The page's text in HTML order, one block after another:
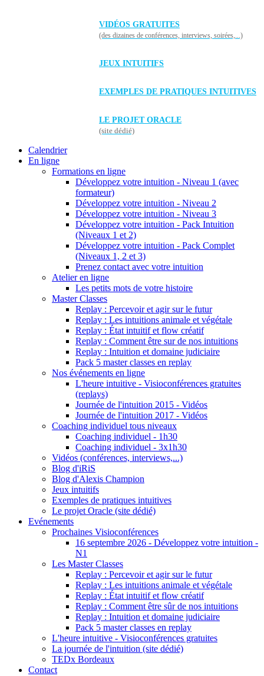
VIDÉOS GRATUITES
(des dizaines de conférences, interviews, soirées,...)
JEUX INTUITIFS
EXEMPLES DE PRATIQUES INTUITIVES
LE PROJET ORACLE
(site dédié)
Calendrier
En ligne
Formations en ligne
Développez votre intuition - Niveau 1 (avec
formateur)
Développez votre intuition - Niveau 2
Développez votre intuition - Niveau 3
Développez votre intuition - Pack Intuition
(Niveaux 1 et 2)
Développez votre intuition - Pack Complet
(Niveaux 1, 2 et 3)
Prenez contact avec votre intuition
Atelier en ligne
Les petits mots de votre histoire
Master Classes
Replay : Percevoir et agir sur le futur
Replay : Les intuitions animale et végétale
Replay : État intuitif et flow créatif
Replay : Comment être sur de nos intuitions
Replay : Intuition et domaine judiciaire
Pack 5 master classes en replay
Nos événements en ligne
L'heure intuitive - Visioconférences gratuites
(replays)
Journée de l'intuition 2015 - Vidéos
Journée de l'intuition 2017 - Vidéos
Coaching individuel tous niveaux
Coaching individuel - 1h30
Coaching individuel - 3x1h30
Vidéos (conférences, interviews,...)
Blog d'iRiS
Blog d'Alexis Champion
Jeux intuitifs
Exemples de pratiques intuitives
Le projet Oracle (site dédié)
Evénements
Prochaines Visioconférences
16 septembre 2026 - Développez votre intuition -
N1
Les Master Classes
Replay : Percevoir et agir sur le futur
Replay : Les intuitions animale et végétale
Replay : État intuitif et flow créatif
Replay : Comment être sûr de nos intuitions
Replay : Intuition et domaine judiciaire
Pack 5 master classes en replay
L'heure intuitive - Visioconférences gratuites
La journée de l'intuition (site dédié)
TEDx Bordeaux
Contact